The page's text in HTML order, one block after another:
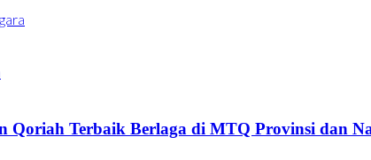
Terbaik Berlaga di MTQ Provinsi dan